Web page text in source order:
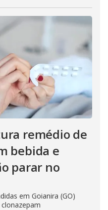
remédio de
bebida e
parar no
em Goianira (GO)